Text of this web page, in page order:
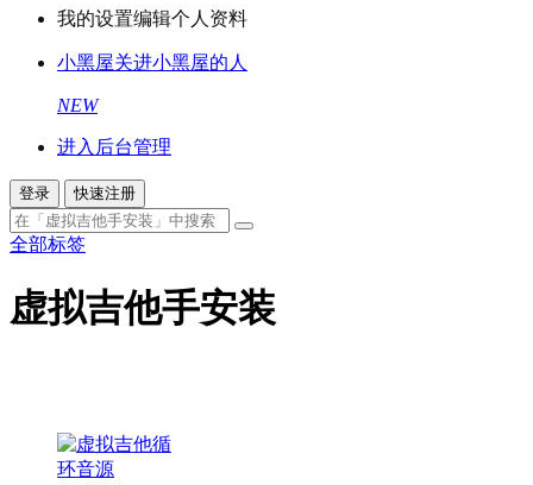
我的设置编辑个人资料
小黑屋关进小黑屋的人
NEW
进入后台管理
登录 快速注册
全部标签
虚拟吉他手安装